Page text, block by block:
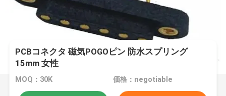
PCBコネクタ 磁気POGOピン 防水スプリング
15mm 女性
MOQ：30K 価格：negotiable